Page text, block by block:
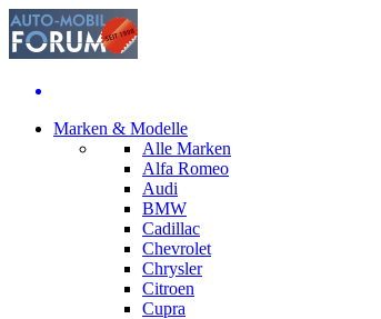
Marken & Modelle
Alle Marken
Alfa Romeo
Audi
BMW
Cadillac
Chevrolet
Chrysler
Citroen
Cupra